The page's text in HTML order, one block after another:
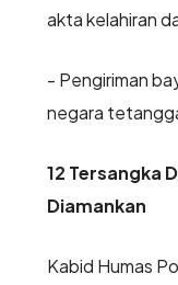
akta kelahiran
- Pengiriman
negara
12 Tersangka
Diamankan
Kabid Humas